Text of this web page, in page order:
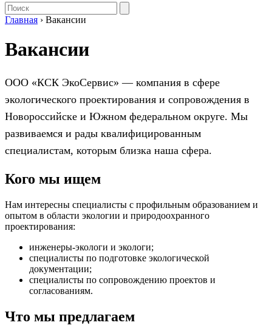
Главная › Вакансии
Вакансии
ООО «КСК ЭкоСервис» — компания в сфере
экологического проектирования и сопровождения в
Новороссийске и Южном федеральном округе. Мы
развиваемся и рады квалифицированным
специалистам, которым близка наша сфера.
Кого мы ищем
Нам интересны специалисты с профильным образованием и
опытом в области экологии и природоохранного
проектирования:
инженеры-экологи и экологи;
специалисты по подготовке экологической
документации;
специалисты по сопровождению проектов и
согласованиям.
Что мы предлагаем